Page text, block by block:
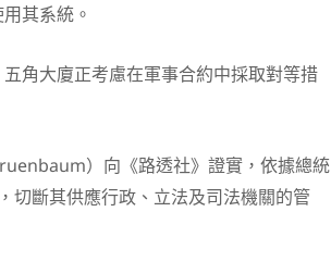
其系統。
角大廈正考慮在軍事合約中採取對等措
）向《路透社》證實，依據總統
斷其供應行政、立法及司法機關的管